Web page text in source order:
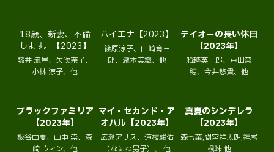
18歳、新妻、不倫
します。【2023】
藤井 流星、矢吹奈子、
小林 涼子、他
ハイエナ【2023】
篠原涼子、山崎育三
郎、瀧本美織、他
テイオーの長い休日
【2023年】
船越英一郎、戸田菜
穂、今井悠貴、他
ブラックファミリア
【2023年】
板谷由夏、山中 崇、森
崎 ウィン、他
マイ・セカンド・ア
オハル【2023年】
広瀬アリス、道枝駿佑
（なにわ男子）、 他
真夏のシンデレラ
【2023年】
森七菜,間宮祥太朗,神尾
楓珠,他